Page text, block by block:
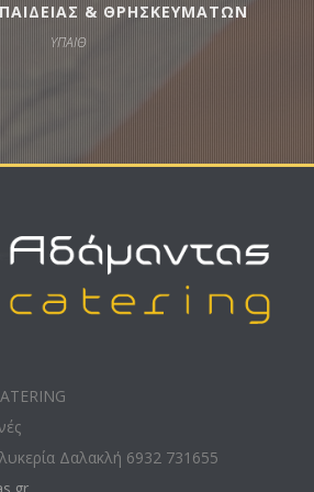
& ΘΡΗΣΚΕΥΜΑΤΩΝ
ΥΠΑΙΘ
Δαλακλή 6932 731655